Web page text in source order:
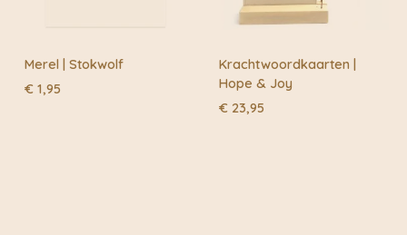
Merel | Stokwolf
€ 1,95
Krachtwoordkaarten |
Hope & Joy
€ 23,95